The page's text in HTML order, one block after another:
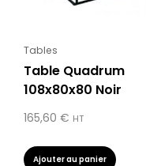
Tables
Table Quadrum
108x80x80 Noir
165,60 € HT
Ajouter au panier